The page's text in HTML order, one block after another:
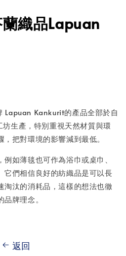
織品Lapuan
Lapuan Kankurit的產品全部於自
生產，特別重視天然材質與環
把對環境的影響減到最低。
如薄毯也可作為浴巾或桌巾、
它們相信良好的紡織品是可以長
淘汰的消耗品，這樣的想法也徹
牌理念。
返回